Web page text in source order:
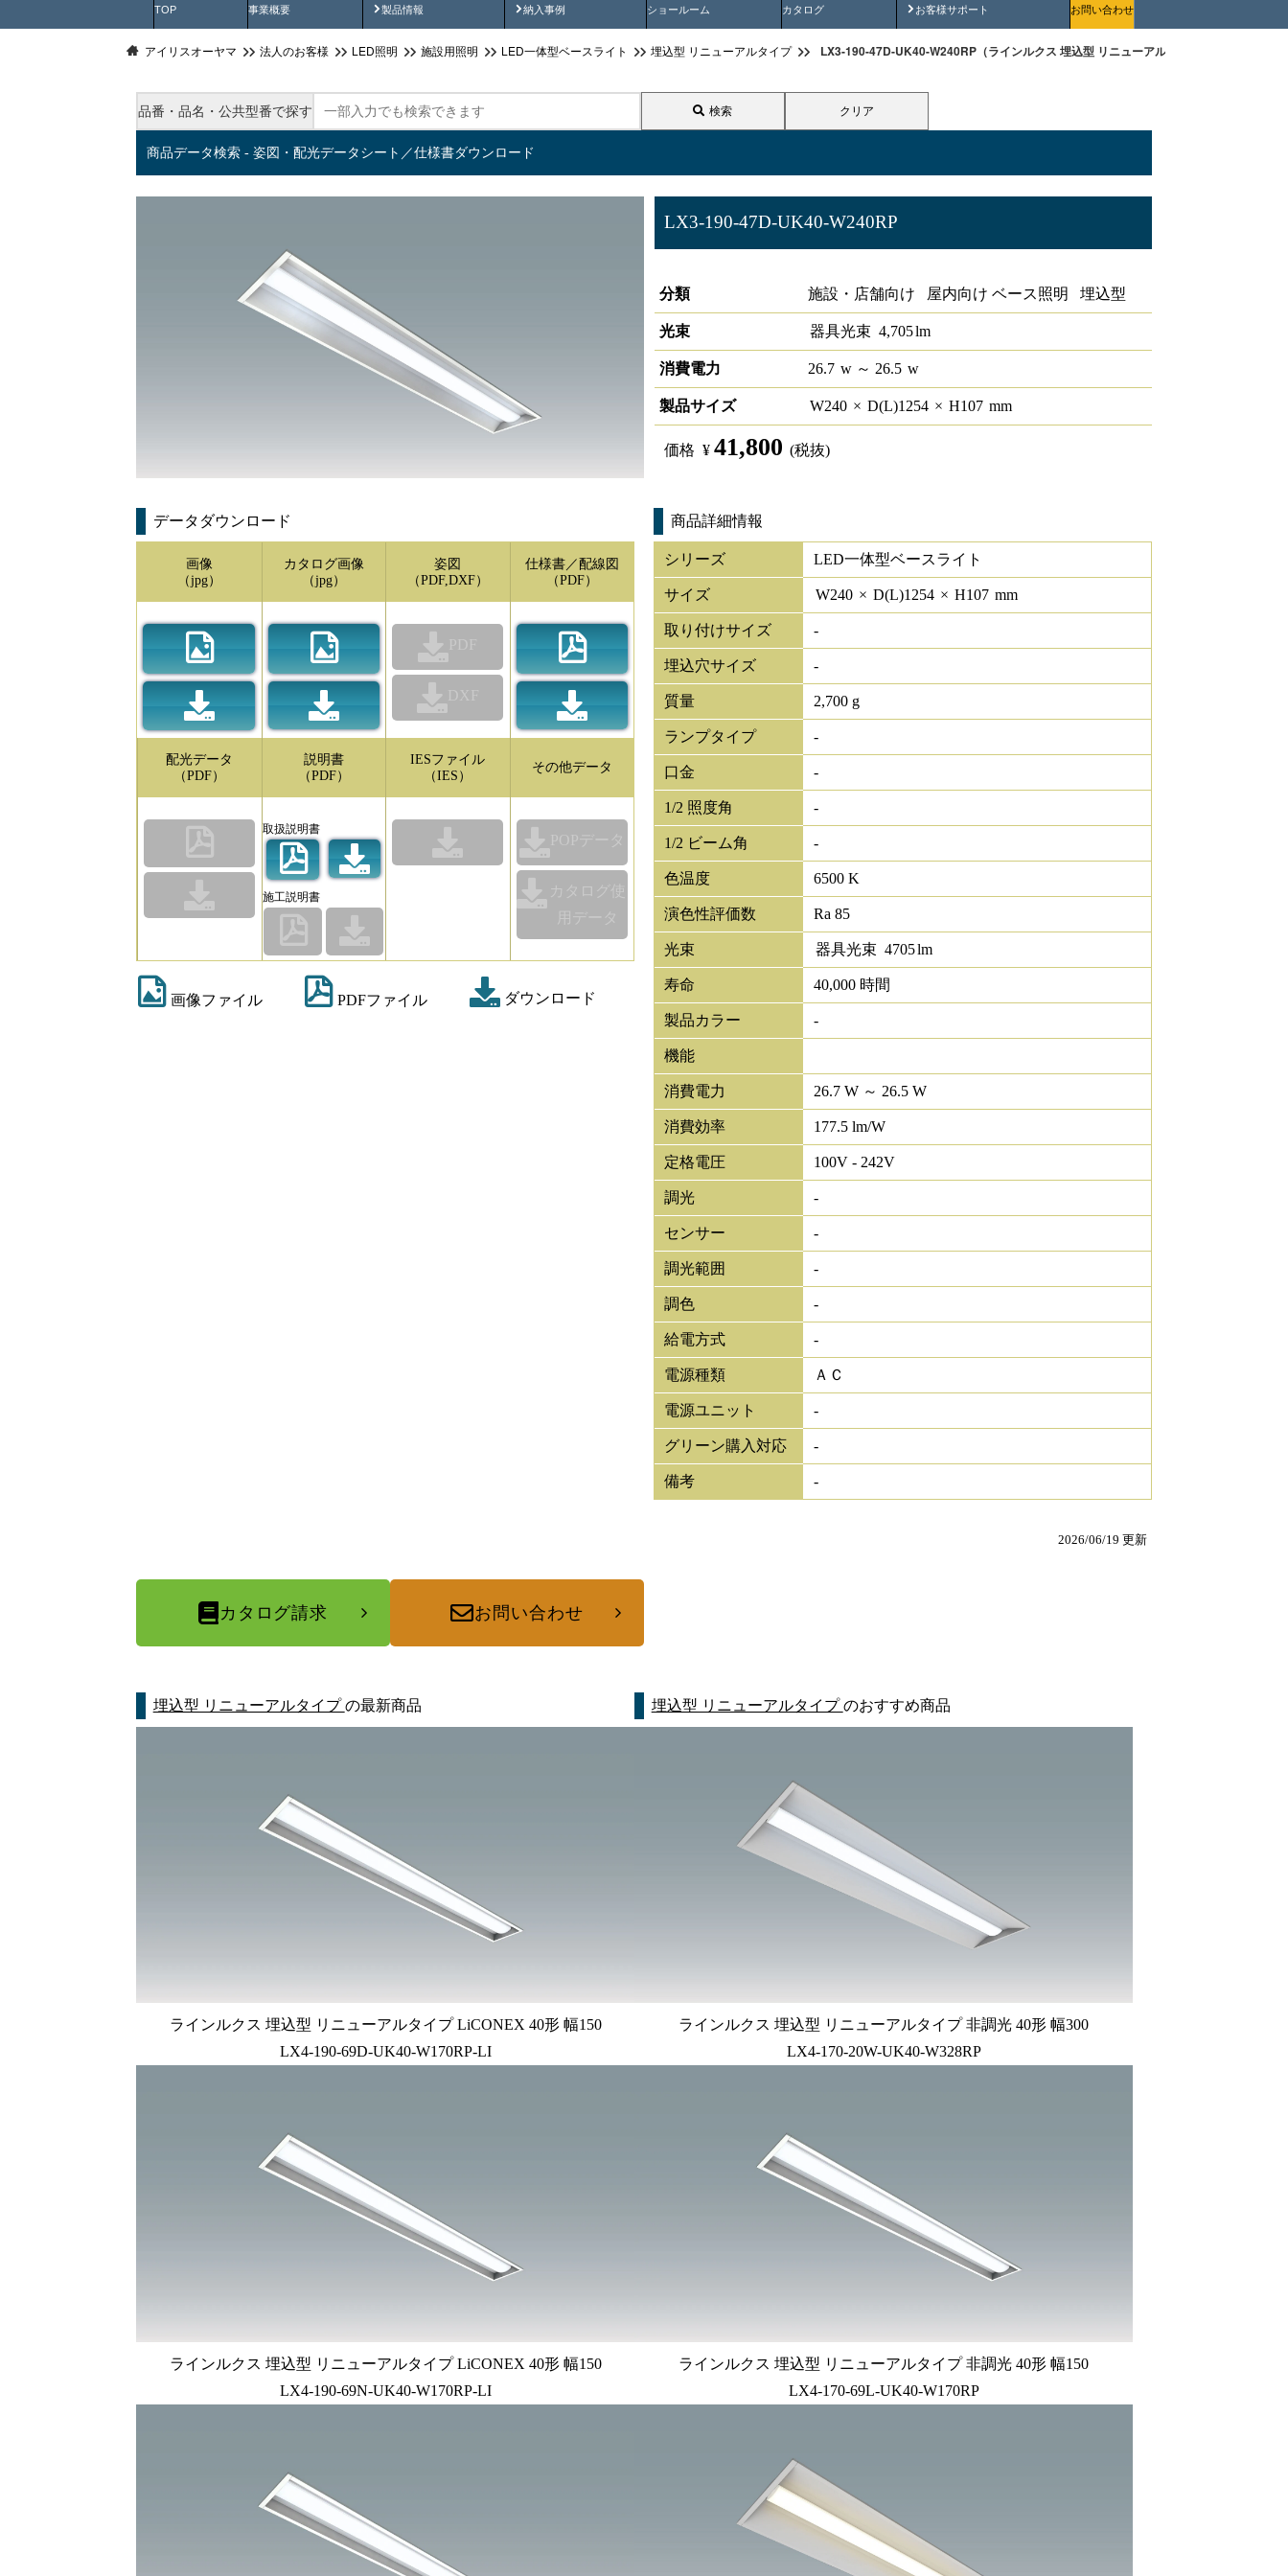
TOP 事業概要 製品情報
製品動画 納入事例
納入事例動画 ショールーム カタログ お客様サポート
安全にご使用いただくためにお問い合わせ
アイリスオーヤマ 法人のお客様 LED照明 施設用照明 LED一体型ベースライト 埋込型 リニューアルタイプ LX3-190-47D-UK40-W240RP（ラインルクス 埋込型 リニューアルタイプ 非調光 40形 幅
品番・品名・公共型番で探す 検索 クリア
商品データ検索 - 姿図・配光データシート／仕様書ダウンロード
LX3-190-47D-UK40-W240RP
分類
施設・店舗向け 屋内向け ベース照明 埋込型
光束 器具光束 4,705lm
消費電力 26.7 w ～ 26.5 w
製品サイズ W240 × D(L)1254 × H107 mm
価格 ¥ 41,800 (税抜)
データダウンロード
画像
（jpg）
カタログ画像
（jpg）
姿図
（PDF,DXF）
PDF
DXF
仕様書／配線図
（PDF）
配光データ
（PDF）
説明書
（PDF）
取扱説明書
施工説明書
IESファイル
（IES）
その他データ
POPデータ
カタログ使
用データ
画像ファイル PDFファイル ダウンロード
商品詳細情報
シリーズ LED一体型ベースライト
サイズ W240 × D(L)1254 × H107 mm
取り付けサイズ -
埋込穴サイズ -
質量 2,700 g
ランプタイプ -
口金 -
1/2 照度角 -
1/2 ビーム角 -
色温度 6500 K
演色性評価数 Ra 85
光束 器具光束 4705lm
寿命 40,000 時間
製品カラー -
機能
消費電力 26.7 W ～ 26.5 W
消費効率 177.5 lm/W
定格電圧 100V - 242V
調光 -
センサー -
調光範囲 -
調色 -
給電方式 -
電源種類 ＡＣ
電源ユニット -
グリーン購入対応 -
備考 -
2026/06/19 更新
カタログ請求 お問い合わせ
埋込型 リニューアルタイプの最新商品
ラインルクス 埋込型 リニューアルタイプ LiCONEX 40形 幅150
LX4-190-69D-UK40-W170RP-LI
ラインルクス 埋込型 リニューアルタイプ LiCONEX 40形 幅150
LX4-190-69N-UK40-W170RP-LI
埋込型 リニューアルタイプのおすすめ商品
ラインルクス 埋込型 リニューアルタイプ 非調光 40形 幅300
LX4-170-20W-UK40-W328RP
ラインルクス 埋込型 リニューアルタイプ 非調光 40形 幅150
LX4-170-69L-UK40-W170RP